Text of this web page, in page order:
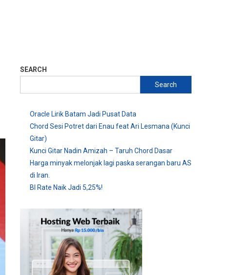
SEARCH
Search
Oracle Lirik Batam Jadi Pusat Data
Chord Sesi Potret dari Enau feat Ari Lesmana (Kunci
Gitar)
Kunci Gitar Nadin Amizah – Taruh Chord Dasar
Harga minyak melonjak lagi paska serangan baru AS
di Iran.
BI Rate Naik Jadi 5,25%!